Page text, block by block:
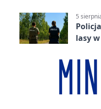
5
lasy